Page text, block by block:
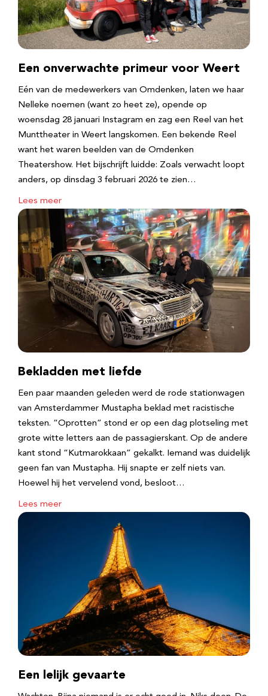
Een onverwachte primeur voor Weert
Eén van de medewerkers van Omdenken, laten we haar
Nelleke noemen (want zo heet ze), opende op
woensdag 28 januari Instagram en zag een Reel van het
Munttheater in Weert langskomen. Een bekende Reel
want het waren beelden van de Omdenken
Theatershow. Het bijschrijft luidde: Zoals verwacht loopt
anders, op dinsdag 3 februari 2026 te zien…
Lees meer
Bekladden met liefde
Een paar maanden geleden werd de rode stationwagen
van Amsterdammer Mustapha beklad met racistische
teksten. “Oprotten” stond er op een dag plotseling met
grote witte letters aan de passagierskant. Op de andere
kant stond “Kutmarokkaan” gekalkt. Iemand was duidelijk
geen fan van Mustapha. Hij snapte er zelf niets van.
Hoewel hij het vervelend vond, besloot…
Lees meer
Een lelijk gevaarte